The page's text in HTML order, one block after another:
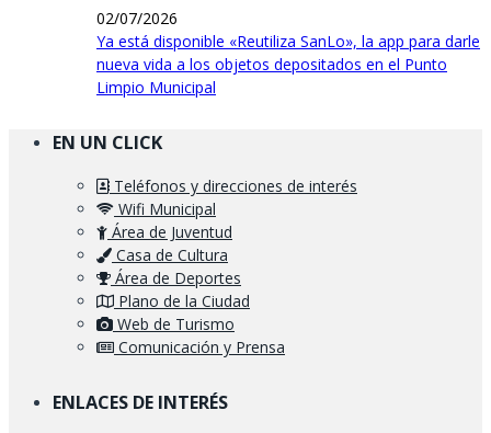
02/07/2026
Ya está disponible «Reutiliza SanLo», la app para darle
nueva vida a los objetos depositados en el Punto
Limpio Municipal
EN UN CLICK
Teléfonos y direcciones de interés
Wifi Municipal
Área de Juventud
Casa de Cultura
Área de Deportes
Plano de la Ciudad
Web de Turismo
Comunicación y Prensa
ENLACES DE INTERÉS